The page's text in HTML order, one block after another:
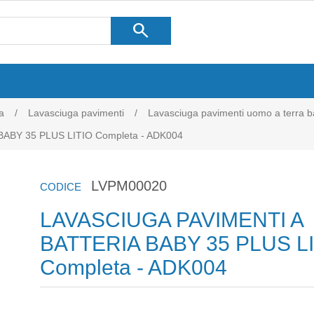
search
/ Lavasciuga pavimenti / Lavasciuga pavimenti uomo a terra
35 PLUS LITIO Completa - ADK004
CODICE LVPM00020
LAVASCIUGA PAVIMENTI A
BATTERIA BABY 35 PLUS
Completa - ADK004